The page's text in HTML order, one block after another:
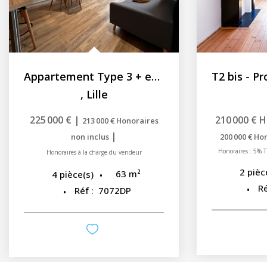
Appartement Type 3 + extérieure - St Sauveur 62.75 m2
, Lille
225 000 € | 213 000 € Honoraires
non inclus |
Honoraires à la charge du vendeur
4 pièce(s) 63 m²
Réf : 7072DP
210 000 €
200 000 €
Honoraires : 5%
2